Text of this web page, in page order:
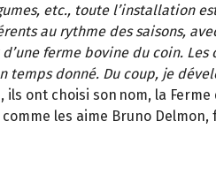
etc., toute l’installation
au rythme des saisons,
ferme bovine du coin.
temps donné. Du coup, je
ont choisi son nom, la
comme les aime Bruno Delmon,